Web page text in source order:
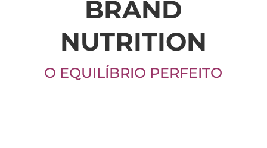
BRAND
NUTRITION
O EQUILÍBRIO PERFEITO